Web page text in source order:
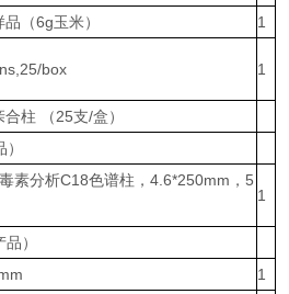
（6g玉米） 1
box 1
柱 （25支/盒）
素分析C18色谱柱，4.6*250mm，5
1
）
1